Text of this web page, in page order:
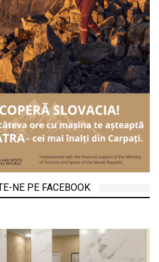
NE PE FACEBOOK